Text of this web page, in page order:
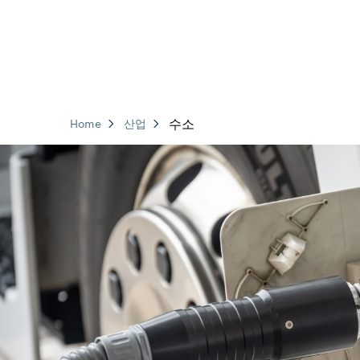
Home 산업 수소